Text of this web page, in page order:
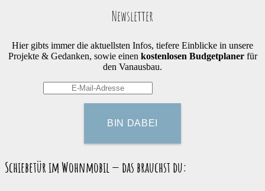
Newsletter
Hier gibts immer die aktuellsten Infos, tiefere Einblicke in unsere
Projekte & Gedanken, sowie einen kostenlosen Budgetplanerfür
den Vanausbau.
Schiebetür im Wohnmobil — das brauchst du: